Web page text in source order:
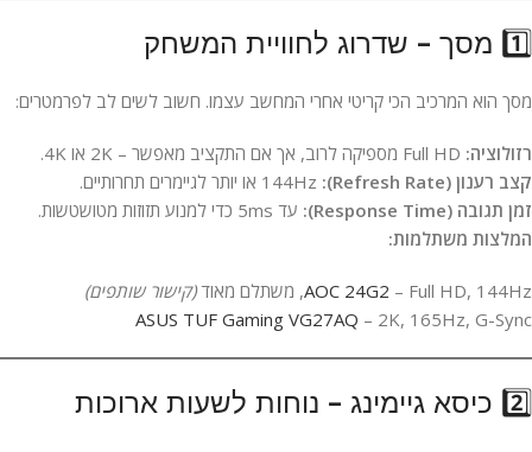
1️⃣ מסך – שדרוג לחוויית המשחק
מסך הוא המרכיב הכי קריטי אחרי המחשב עצמו. חשוב לשים לב לפרמטרים:
רזולוציה:
קצב רענון (Refresh Rate):
זמן תגובה (Response Time):
עד 5ms כדי למנוע תזוזות מטושטשות.
המלצות משתלמות:
AOC 24G2 – Full HD, 144Hz, משתלם מאוד
(קישור שותפים)
ASUS TUF Gaming VG27AQ – 2K, 165Hz, G-Sync
2️⃣ כיסא גיימינג – נוחות לשעות ארוכות